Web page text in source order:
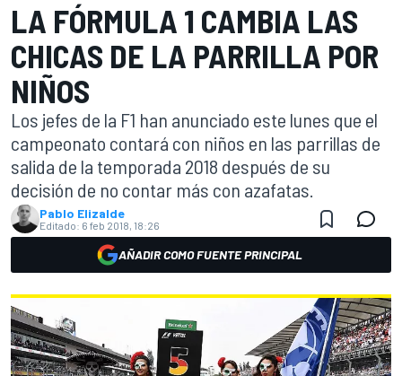
LA FÓRMULA 1 CAMBIA LAS
CHICAS DE LA PARRILLA POR
NIÑOS
Los jefes de la F1 han anunciado este lunes que el
campeonato contará con niños en las parrillas de
salida de la temporada 2018 después de su
decisión de no contar más con azafatas.
Pablo Elizalde
Editado: 6 feb 2018, 18:26
AÑADIR COMO FUENTE PRINCIPAL